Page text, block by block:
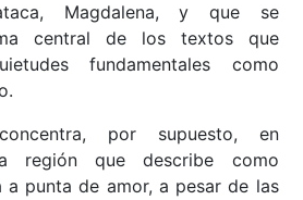
Magdalena, y que se
central de los textos que
fundamentales como
por supuesto, en
región que describe como
a punta de amor, a pesar de las